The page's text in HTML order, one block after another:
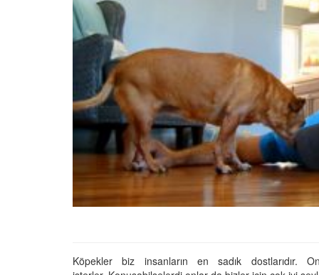
Köpekler biz insanların en sadık dostlarıdır.
İzmir’deki Hayvan
22.05.2020
Ankara’daki Hayvan
22.05.2020
Köpeğim Su İçmiyor,